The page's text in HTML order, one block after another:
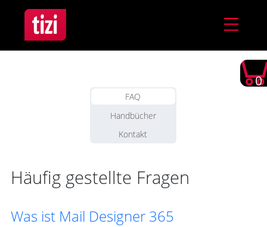
0
FAQ
Handbücher
Kontakt
Häufig gestellte Fragen
Was ist Mail Designer 365